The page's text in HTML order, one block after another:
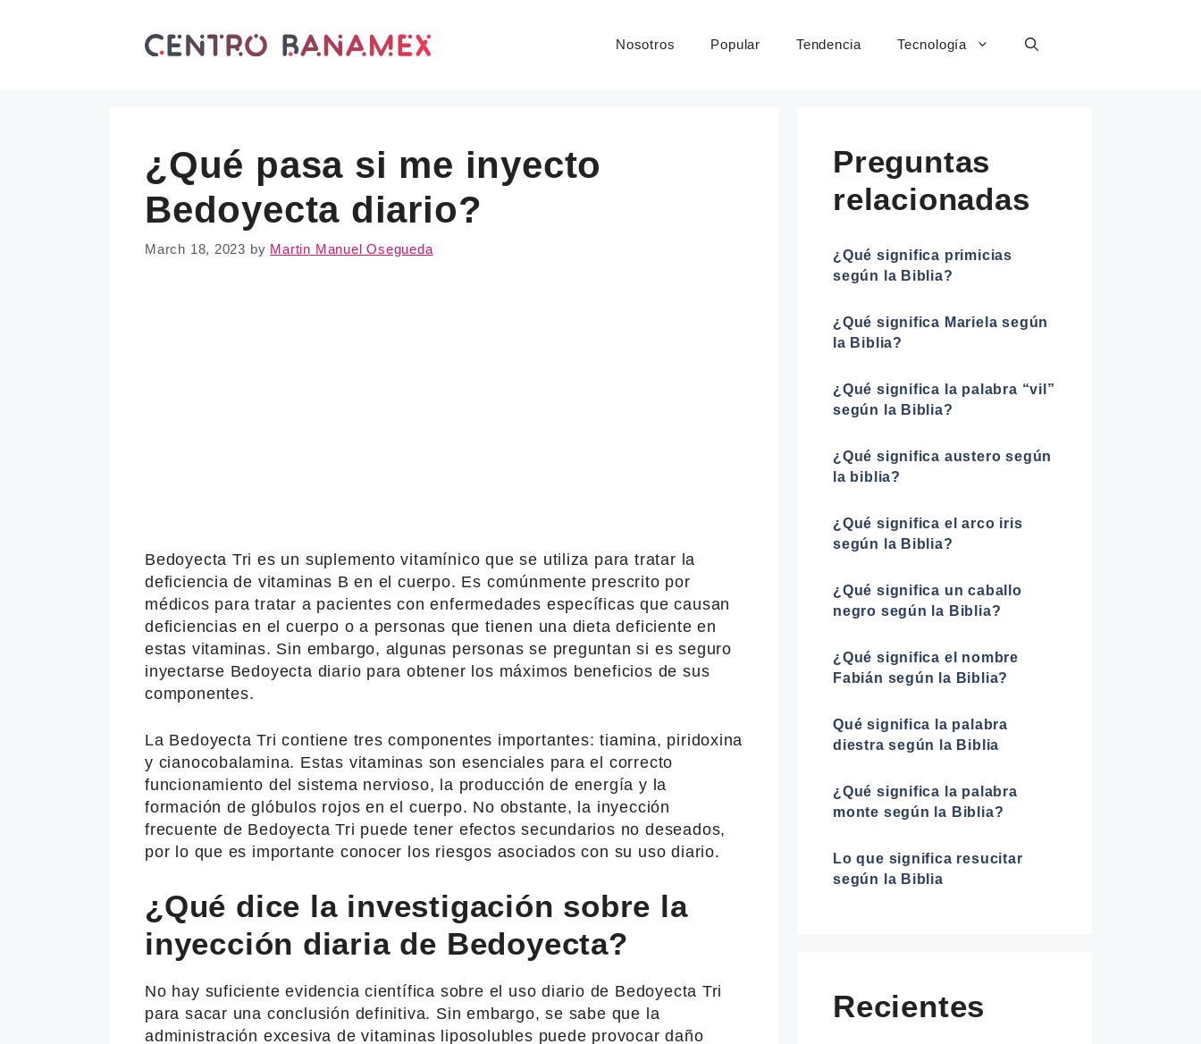
Nosotros Popular Tendencia Tecnología
¿Qué pasa si me inyecto
Bedoyecta diario?
March 18, 2023 by Martin Manuel Osegueda
Bedoyecta Tri es un suplemento vitamínico que se utiliza para tratar la
deficiencia de vitaminas B en el cuerpo. Es comúnmente prescrito por
médicos para tratar a pacientes con enfermedades específicas que causan
deficiencias en el cuerpo o a personas que tienen una dieta deficiente en
estas vitaminas. Sin embargo, algunas personas se preguntan si es seguro
inyectarse Bedoyecta diario para obtener los máximos beneficios de sus
componentes.
La Bedoyecta Tri contiene tres componentes importantes: tiamina, piridoxina
y cianocobalamina. Estas vitaminas son esenciales para el correcto
funcionamiento del sistema nervioso, la producción de energía y la
formación de glóbulos rojos en el cuerpo. No obstante, la inyección
frecuente de Bedoyecta Tri puede tener efectos secundarios no deseados,
por lo que es importante conocer los riesgos asociados con su uso diario.
¿Qué dice la investigación sobre la
inyección diaria de Bedoyecta?
No hay suficiente evidencia científica sobre el uso diario de Bedoyecta Tri
para sacar una conclusión definitiva. Sin embargo, se sabe que la
administración excesiva de vitaminas liposolubles puede provocar daño
Preguntas
relacionadas
¿Qué significa primicias
según la Biblia?
¿Qué significa Mariela según
la Biblia?
¿Qué significa la palabra “vil”
según la Biblia?
¿Qué significa austero según
la biblia?
¿Qué significa el arco iris
según la Biblia?
¿Qué significa un caballo
negro según la Biblia?
¿Qué significa el nombre
Fabián según la Biblia?
Qué significa la palabra
diestra según la Biblia
¿Qué significa la palabra
monte según la Biblia?
Lo que significa resucitar
según la Biblia
Recientes